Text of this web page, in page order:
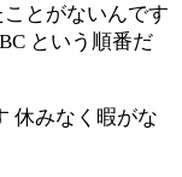
とがないんです
という順番だ
休みなく暇がな